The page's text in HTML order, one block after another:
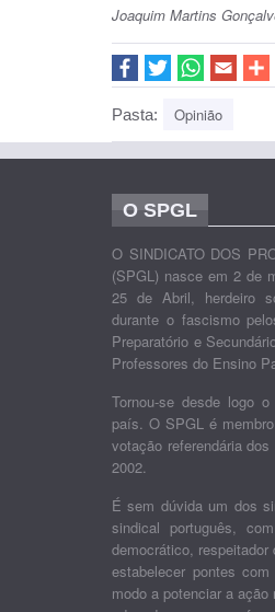
Joaquim Martins
Pasta: Opinião
O SPGL
O SINDICATO DOS
(SPGL) nasce em 2 de
25 de Abril, herdeiro
durante o fascismo
Preparatório e
Professores do Ensino
Tornou-se desde logo
país. O SPGL é
votação referendária
2002.
É sem dúvida um dos
sindical português,
democrático,
estabelecer pontes
modo a potenciar a